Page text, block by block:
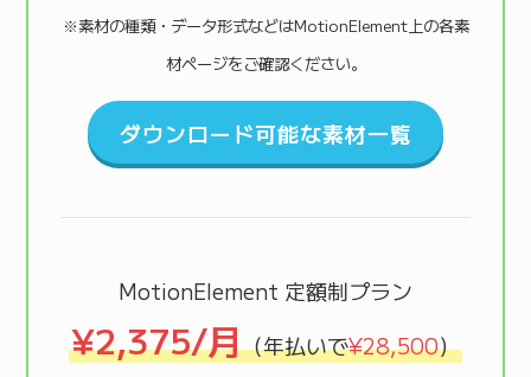
※素材の種類・データ形式などはMotionElement上の各素
材ページをご確認ください。
ダウンロード可能な素材一覧
MotionElement 定額制プラン
¥2,375/月（年払いで¥28,500）